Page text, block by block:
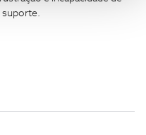
suporte.